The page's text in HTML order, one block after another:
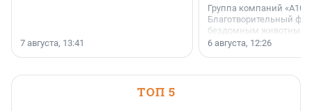
7 августа, 13:41
Группа компаний
Благотворительный
бездомным животным
заключили соглашение
6 августа, 12:26
ТОП 5